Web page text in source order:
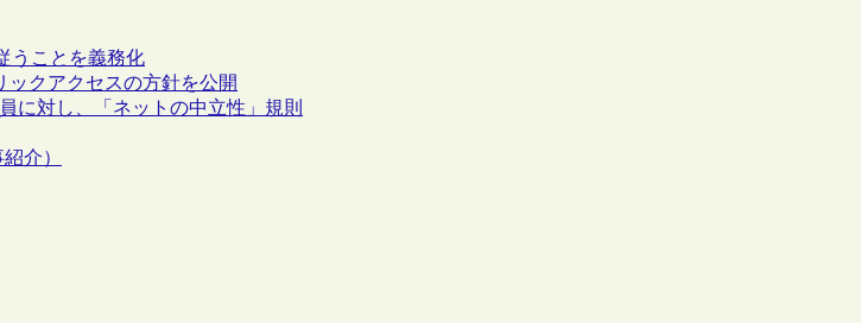
うことを義務化
クアクセスの方針を公開
に対し、「ネットの中立性」規則
介）